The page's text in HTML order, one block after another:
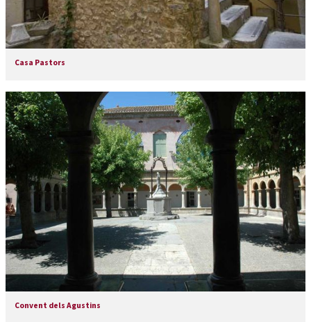
Casa Pastors
Convent dels Agustins